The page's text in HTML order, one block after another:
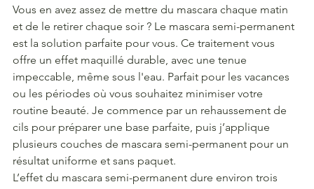
Vous en avez assez de mettre du mascara chaque matin
et de le retirer chaque soir ? Le mascara semi-permanent
est la solution parfaite pour vous. Ce traitement vous
offre un effet maquillé durable, avec une tenue
impeccable, même sous l'eau. Parfait pour les vacances
ou les périodes où vous souhaitez minimiser votre
routine beauté. Je commence par un rehaussement de
cils pour préparer une base parfaite, puis j’applique
plusieurs couches de mascara semi-permanent pour un
résultat uniforme et sans paquet.
L’effet du mascara semi-permanent dure environ trois